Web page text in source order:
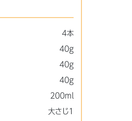
4本
40g
40g
40g
200ml
大さじ1